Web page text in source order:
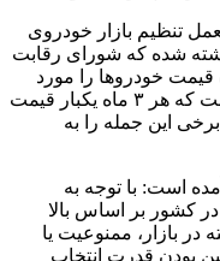
تنظیم بازار خودروی
شده که شورای رقابت
قیمت خودروها را مورد
بررسی قرار دهد اما این به منزله آن نیست که هر ۳ ماه یکبار قیمت
این جمله را به
است: با توجه به
کشور بر اساس بالا
بازار،‌ ممنوعیت یا
بودن قدرت انتخاب